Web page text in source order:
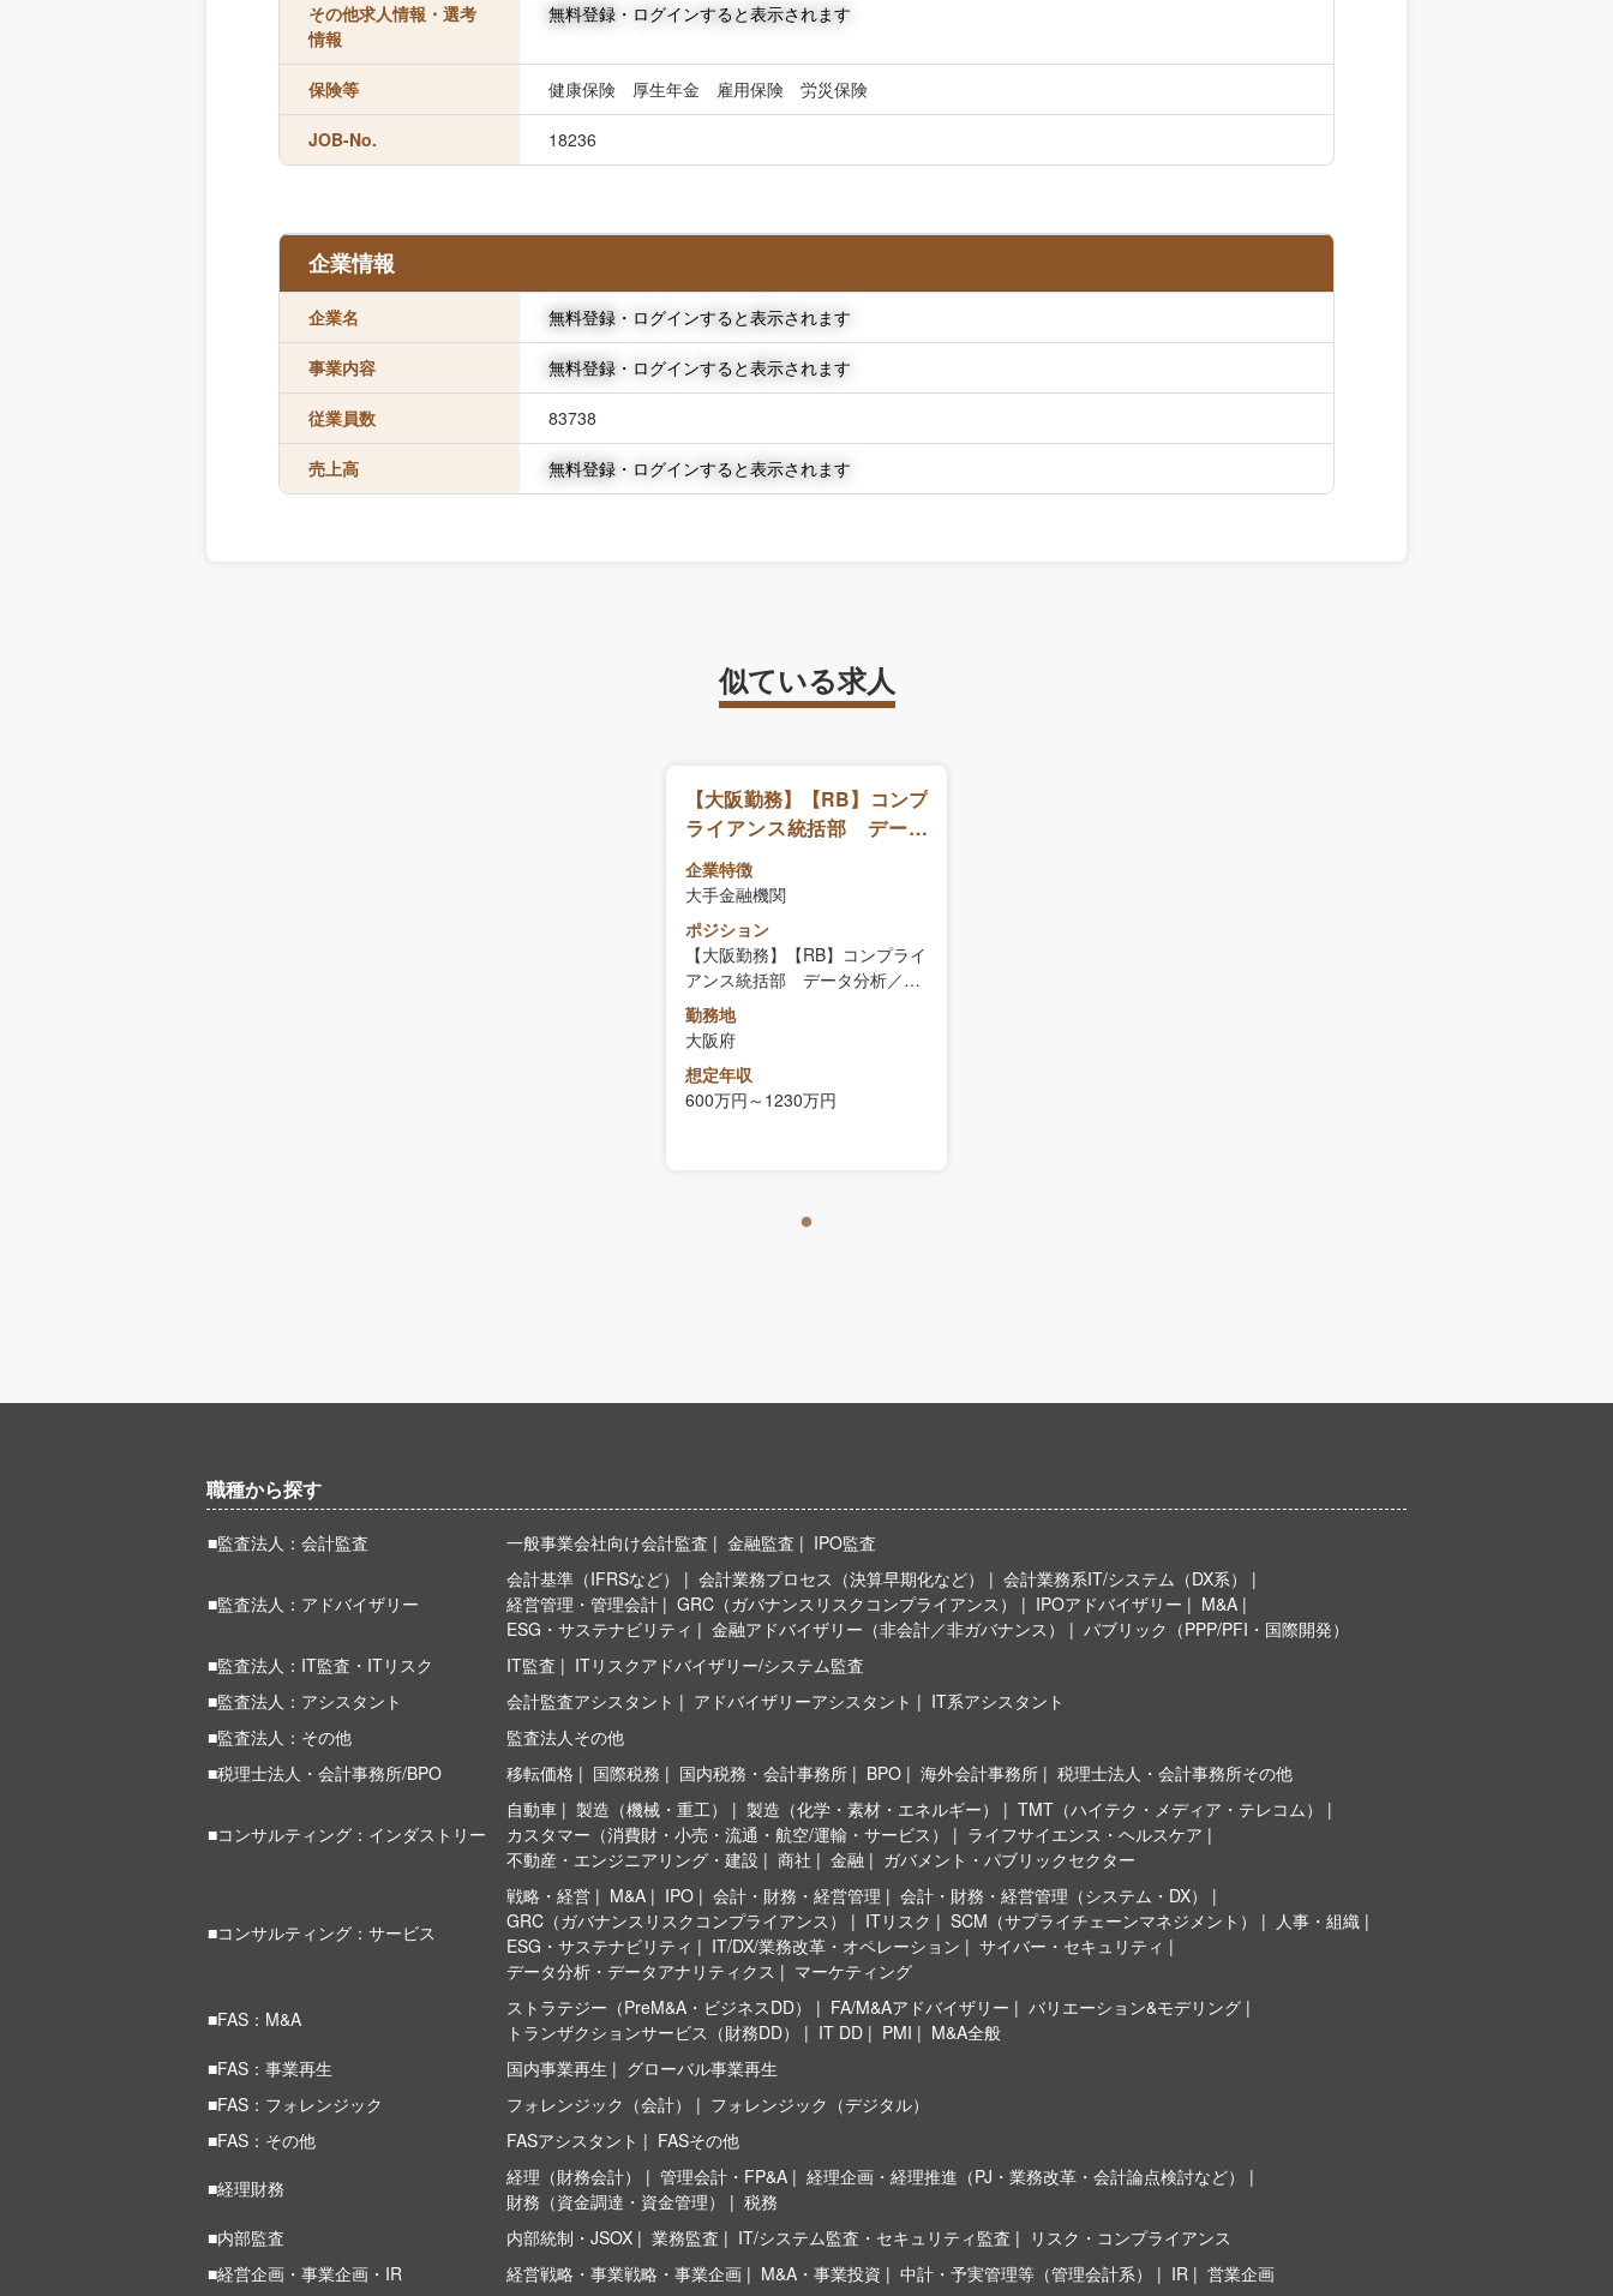
その他求人情報・選考
情報
無料登録・ログインすると表示されます
保険等 健康保険 厚生年金 雇用保険 労災保険
JOB-No. 18236
企業情報
企業名 無料登録・ログインすると表示されます
事業内容 無料登録・ログインすると表示されます
従業員数 83738
売上高 無料登録・ログインすると表示されます
似ている求人
【大阪勤務】【RB】コンプ
ライアンス統括部 データ
分析／モデル管理・構築業
務
企業特徴
大手金融機関
ポジション
【大阪勤務】【RB】コンプライ
アンス統括部 データ分析／モ
デル管理・構築業務
勤務地
大阪府
想定年収
600万円～1230万円
職種から探す
■監査法人：会計監査 一般事業会社向け会計監査 金融監査 IPO監査
■監査法人：アドバイザリー
会計基準（IFRSなど） 会計業務プロセス（決算早期化など）
会計業務系IT/システム（DX系）
経営管理・管理会計
GRC（ガバナンスリスクコンプライアンス） IPOアドバイザリー
M&A
ESG・サステナビリティ
金融アドバイザリー（非会計／非ガバナンス）
パブリック（PPP/PFI・国際開発）
■監査法人：IT監査・ITリスク
IT監査
ITリスクアドバイザリー/システム監査
■監査法人：アシスタント
会計監査アシスタント アドバイザリーアシスタント
IT系アシスタント
■監査法人：その他
監査法人その他
■税理士法人・会計事務所/BPO
移転価格 国際税務 国内税務・会計事務所 BPO 海外会計事務所 税理士法人・会計事務所その他
■コンサルティング：インダストリー
自動車 製造（機械・重工） 製造（化学・素材・エネルギー）
TMT（ハイテク・メディア・テレコム）
カスタマー（消費財・小売・流通・航空/運輸・サービス）
ライフサイエンス・ヘルスケア
不動産・エンジニアリング・建設
商社 金融 ガバメント・パブリックセクター
■コンサルティング：サービス
戦略・経営 M&A IPO 会計・財務・経営管理
会計・財務・経営管理（システム・DX）
GRC（ガバナンスリスクコンプライアンス）
ITリスク SCM（サプライチェーンマネジメント）
人事・組織
ESG・サステナビリティ
IT/DX/業務改革・オペレーション
サイバー・セキュリティ
データ分析・データアナリティクス
マーケティング
■FAS：M&A
ストラテジー（PreM&A・ビジネスDD） FA/M&Aアドバイザリー
バリエーション&モデリング
トランザクションサービス（財務DD）
IT DD PMI
M&A全般
■FAS：事業再生
国内事業再生
グローバル事業再生
■FAS：フォレンジック
フォレンジック（会計）
フォレンジック（デジタル）
■FAS：その他
FASアシスタント
FASその他
■経理財務
経理（財務会計） 管理会計・FP&A
経理企画・経理推進（PJ・業務改革・会計論点検討など）
財務（資金調達・資金管理）
税務
■内部監査
内部統制・JSOX 業務監査 IT/システム監査・セキュリティ監査
リスク・コンプライアンス
■経営企画・事業企画・IR
経営戦略・事業戦略・事業企画 M&A・事業投資 中計・予実管理等（管理会計系） IR 営業企画